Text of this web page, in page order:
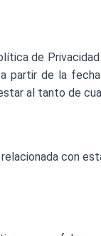
de
de la
al tanto de
con